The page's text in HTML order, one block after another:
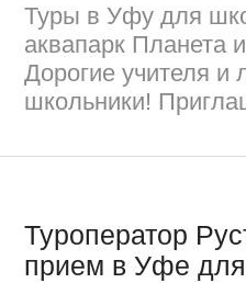
Туры в Уфу для
аквапарк Планета
Дорогие учителя
школьники!
Туроператор
прием в Уфе